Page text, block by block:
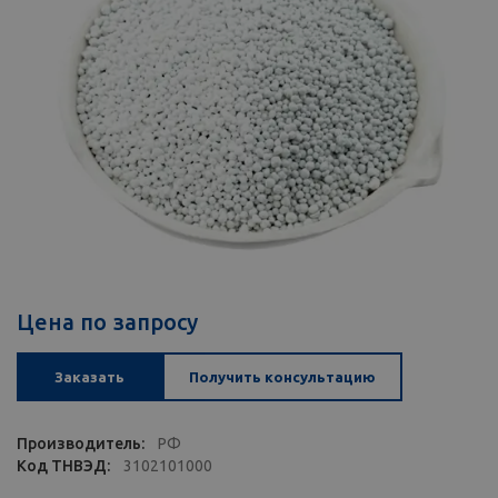
Цена по запросу
Заказать Получить консультацию
Производитель:
РФ
Код ТНВЭД:
3102101000